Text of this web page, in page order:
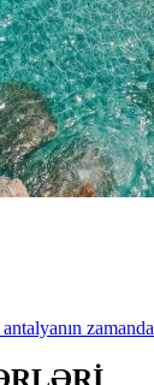
antalyanın zamanda